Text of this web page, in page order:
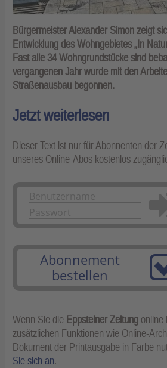
Bürgermeister Alexander Simon zeigt
Entwicklung des Wohngebietes „In
Fast alle 34 Wohngrundstücke sind
vergangenen Jahr wurde mit den
Straßenausbau begonnen.
Jetzt weiterlesen
Dieser Text ist nur für Abonnenten der
unseres Online-Abos kostenlos
Anmelden
Abonnement
bestellen
Wenn Sie die Eppsteiner Zeitung online
zusätzlichen Funktionen wie Online-
Dokument der Printausgabe in Farbe
Sie sich an.